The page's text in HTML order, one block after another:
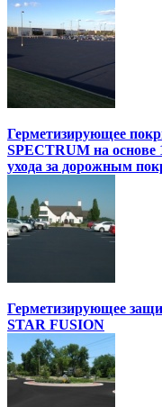
Герметизирующее
SPECTRUM на основе
ухода за дорожным
Герметизирующее
STAR FUSION